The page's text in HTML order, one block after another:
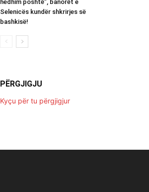
hedhim poshtë”, banorët e
Selenicës kundër shkrirjes së
bashkisë!
PËRGJIGJU
Kyçu për tu përgjigjur